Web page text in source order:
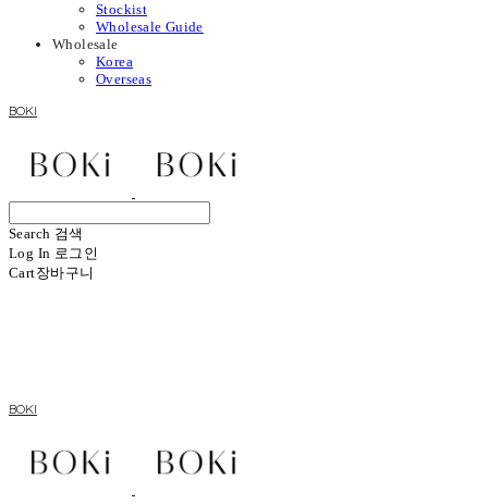
Stockist
Wholesale Guide
Wholesale
Korea
Overseas
BOKI
Search 검색
Log In 로그인
Cart장바구니
BOKI